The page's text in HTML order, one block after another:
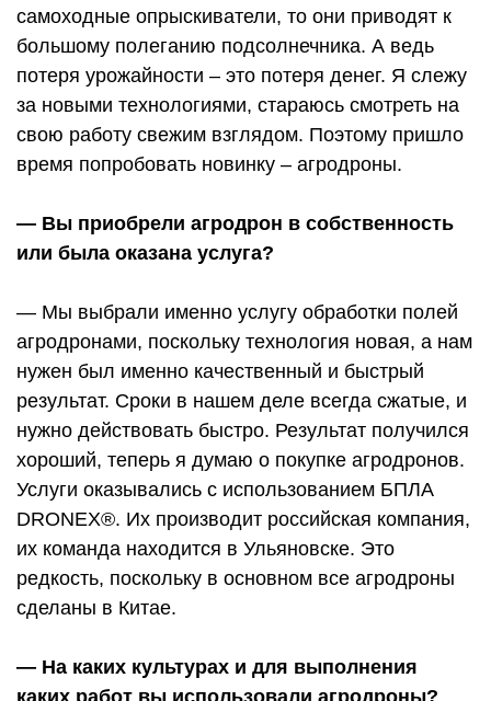
самоходные опрыскиватели, то они приводят к
большому полеганию подсолнечника. А ведь
потеря урожайности – это потеря денег. Я слежу
за новыми технологиями, стараюсь смотреть на
свою работу свежим взглядом. Поэтому пришло
время попробовать новинку – агродроны.
— Вы приобрели агродрон в собственность
или была оказана услуга?
— Мы выбрали именно услугу обработки полей
агродронами, поскольку технология новая, а нам
нужен был именно качественный и быстрый
результат. Сроки в нашем деле всегда сжатые, и
нужно действовать быстро. Результат получился
хороший, теперь я думаю о покупке агродронов.
Услуги оказывались с использованием БПЛА
DRONEX®. Их производит российская компания,
их команда находится в Ульяновске. Это
редкость, поскольку в основном все агродроны
сделаны в Китае.
— На каких культурах и для выполнения